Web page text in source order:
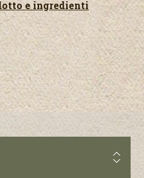
e ingredienti